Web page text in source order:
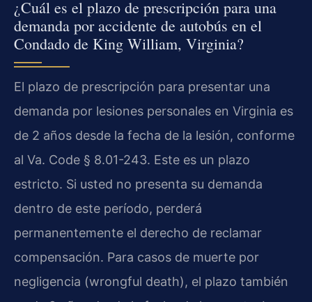
¿Cuál es el plazo de prescripción para una
demanda por accidente de autobús en el
Condado de King William, Virginia?
El plazo de prescripción para presentar una
demanda por lesiones personales en Virginia es
de 2 años desde la fecha de la lesión, conforme
al Va. Code § 8.01-243. Este es un plazo
estricto. Si usted no presenta su demanda
dentro de este período, perderá
permanentemente el derecho de reclamar
compensación. Para casos de muerte por
negligencia (wrongful death), el plazo también